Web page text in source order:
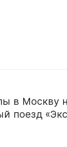
в Москву
поезд